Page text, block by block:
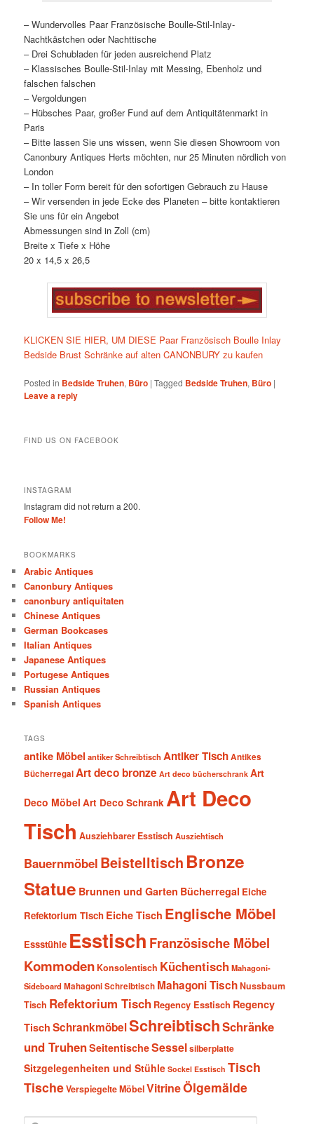
– Wundervolles Paar Französische Boulle-Stil-Inlay-
Nachtkästchen oder Nachttische
– Drei Schubladen für jeden ausreichend Platz
– Klassisches Boulle-Stil-Inlay mit Messing, Ebenholz und
falschen falschen
– Vergoldungen
– Hübsches Paar, großer Fund auf dem Antiquitätenmarkt in
Paris
– Bitte lassen Sie uns wissen, wenn Sie diesen Showroom von
Canonbury Antiques Herts möchten, nur 25 Minuten nördlich von
London
– In toller Form bereit für den sofortigen Gebrauch zu Hause
– Wir versenden in jede Ecke des Planeten – bitte kontaktieren
Sie uns für ein Angebot
Abmessungen sind in Zoll (cm)
Breite x Tiefe x Höhe
20 x 14,5 x 26,5
KLICKEN SIE HIER, UM DIESE Paar Französisch Boulle Inlay
Bedside Brust Schränke auf alten CANONBURY zu kaufen
Posted in Bedside Truhen, Büro |Tagged Bedside Truhen, Büro |
Leave a reply
FIND US ON FACEBOOK
INSTAGRAM
Instagram did not return a 200.
Follow Me!
BOOKMARKS
Arabic Antiques
Canonbury Antiques
canonbury antiquitaten
Chinese Antiques
German Bookcases
Italian Antiques
Japanese Antiques
Portugese Antiques
Russian Antiques
Spanish Antiques
TAGS
antike Möbel antiker Schreibtisch Antiker TischAntikes
BücherregalArt deco bronze Art deco bücherschrank Art
Deco Möbel Art Deco Schrank Art Deco
Tisch Ausziehbarer Esstisch Ausziehtisch
Bauernmöbel Beistelltisch Bronze
Statue Brunnen und Garten Bücherregal Eiche
Refektorium Tisch Eiche Tisch Englische Möbel
Essstühle Esstisch Französische Möbel
Kommoden Konsolentisch Küchentisch Mahagoni-
SideboardMahagoni Schreibtisch Mahagoni TischNussbaum
Tisch Refektorium Tisch Regency Esstisch Regency
Tisch SchrankmöbelSchreibtischSchränke
und TruhenSeitentischeSesselsilberplatte
Sitzgelegenheiten und Stühle Sockel Esstisch Tisch
TischeVerspiegelte MöbelVitrineÖlgemälde